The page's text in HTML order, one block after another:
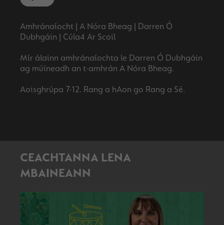
Amhránaíocht | A Nóra Bheag | Darren Ó
Dubhgáin | Cúla4 Ar Scoil
Mír álainn amhránaíochta le Darren Ó Dubhgáin
ag múineadh an t-amhrán A Nóra Bheag.
CEACHTANNA LENA
MBAINEANN